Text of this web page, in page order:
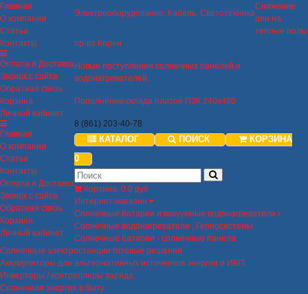
Главная
О компании
Статьи
Контакты
Оплата и Доставка
Звонок с сайта
Обратная связь
Корзина
Личный кабинет
Главная
О компании
Статьи
Контакты
Оплата и Доставка
Звонок с сайта
Обратная связь
Корзина
Личный кабинет
Электрооборудование. Кабель. Светотехника
Снижение
цен на
теплые полы
пр-ва Кореи
Новые поступления солнечных панелей и
водонагревателей.
Пополнение склада плитой ПЗК 240х480
8 (861) 203-40-78
КАТАЛОГ ПОИСК
КОРЗИНА
0
Корзина: 0 0 руб
Интернет-магазин
Солнечные батареи и вакуумные водонагреватели
Солнечные водонагреватели , Гелиосистемы
Солнечные батареи - солнечные панели
Солнечные электростанции готовые решения
Аккумуляторы для альтернативных источников энергии и ИБП
Инверторы / контроллеры заряда
Солнечная энергия в быту